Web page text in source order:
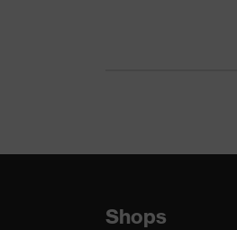
Shops